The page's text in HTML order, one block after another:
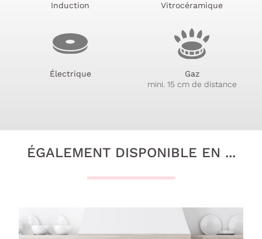
Induction Vitrocéramique
Électrique
Gaz
mini. 15 cm de distance
ÉGALEMENT DISPONIBLE EN ...